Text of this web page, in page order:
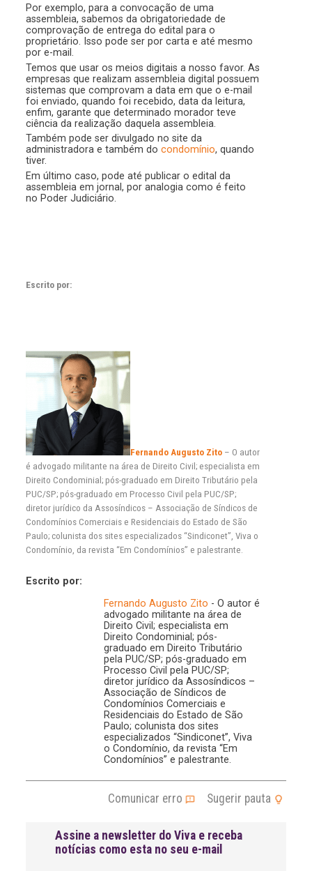
Por exemplo, para a convocação de uma
assembleia, sabemos da obrigatoriedade de
comprovação de entrega do edital para o
proprietário. Isso pode ser por carta e até mesmo
por e-mail.
Temos que usar os meios digitais a nosso favor. As
empresas que realizam assembleia digital possuem
sistemas que comprovam a data em que o e-mail
foi enviado, quando foi recebido, data da leitura,
enfim, garante que determinado morador teve
ciência da realização daquela assembleia.
Também pode ser divulgado no site da
administradora e também do condomínio, quando
tiver.
Em último caso, pode até publicar o edital da
assembleia em jornal, por analogia como é feito
no Poder Judiciário.
Escrito por:
Fernando Augusto Zito – O autor
é advogado militante na área de Direito Civil; especialista em
Direito Condominial; pós-graduado em Direito Tributário pela
PUC/SP; pós-graduado em Processo Civil pela PUC/SP;
diretor jurídico da Assosíndicos – Associação de Síndicos de
Condomínios Comerciais e Residenciais do Estado de São
Paulo; colunista dos sites especializados “Sindiconet”, Viva o
Condomínio, da revista “Em Condomínios” e palestrante.
Escrito por:
Fernando Augusto Zito - O autor é
advogado militante na área de
Direito Civil; especialista em
Direito Condominial; pós-
graduado em Direito Tributário
pela PUC/SP; pós-graduado em
Processo Civil pela PUC/SP;
diretor jurídico da Assosíndicos –
Associação de Síndicos de
Condomínios Comerciais e
Residenciais do Estado de São
Paulo; colunista dos sites
especializados “Sindiconet”, Viva
o Condomínio, da revista “Em
Condomínios” e palestrante.
Comunicar erro Sugerir pauta
Assine a newsletter do Viva e receba
notícias como esta no seu e-mail